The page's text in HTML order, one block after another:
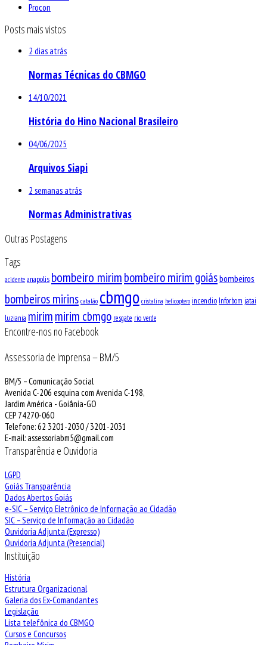
Procon
Posts mais vistos
2 dias atrás
Normas Técnicas do CBMGO
14/10/2021
História do Hino Nacional Brasileiro
04/06/2025
Arquivos Siapi
2 semanas atrás
Normas Administrativas
Outras Postagens
Tags
acidente anapolis bombeiro mirimbombeiro mirim goiásbombeiros
bombeiros mirins catalão cbmgo cristalina helicoptero incendio Inforbom jatai
luziania mirimmirim cbmgo resgate rio verde
Encontre-nos no Facebook
Assessoria de Imprensa – BM/5
BM/5 – Comunicação Social
Avenida C-206 esquina com Avenida C-198,
Jardim América - Goiânia-GO
CEP 74270-060
Telefone: 62 3201-2030 / 3201-2031
E-mail: assessoriabm5@gmail.com
Transparência e Ouvidoria
LGPD
Goiás Transparência
Dados Abertos Goiás
e-SIC – Serviço Eletrônico de Informação ao Cidadão
SIC – Serviço de Informação ao Cidadão
Ouvidoria Adjunta (Expresso)
Ouvidoria Adjunta (Presencial)
Instituição
História
Estrutura Organizacional
Galeria dos Ex-Comandantes
Legislação
Lista telefônica do CBMGO
Cursos e Concursos